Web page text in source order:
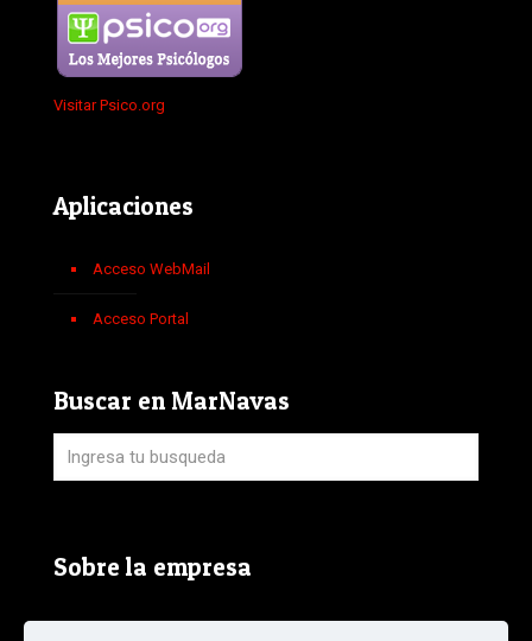
Visitar Psico.org
Aplicaciones
Acceso WebMail
Acceso Portal
Buscar en MarNavas
Sobre la empresa